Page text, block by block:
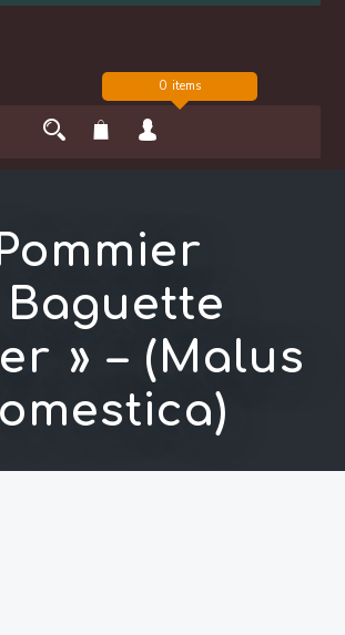
0 items
Baguette
» – (Malus